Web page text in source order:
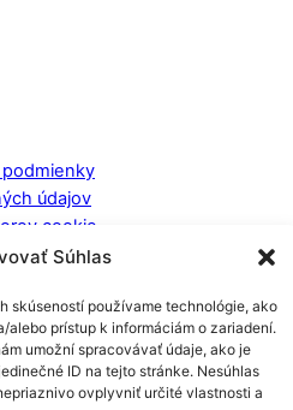
Súhlas
skúseností používame technológie, ako
alebo prístup k informáciám o zariadení.
umožní spracovávať údaje, ako je
ID na tejto stránke. Nesúhlas
ovplyvniť určité vlastnosti a
údajov
cookie